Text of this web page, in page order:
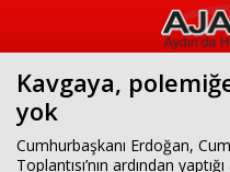
Kavgaya,
yok
Cumhurbaşkanı Erdoğan,
Toplantısı’nın ardından